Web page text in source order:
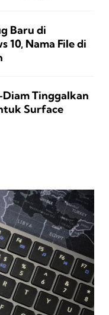
Baru di
10, Nama File di
Tinggalkan
Surface